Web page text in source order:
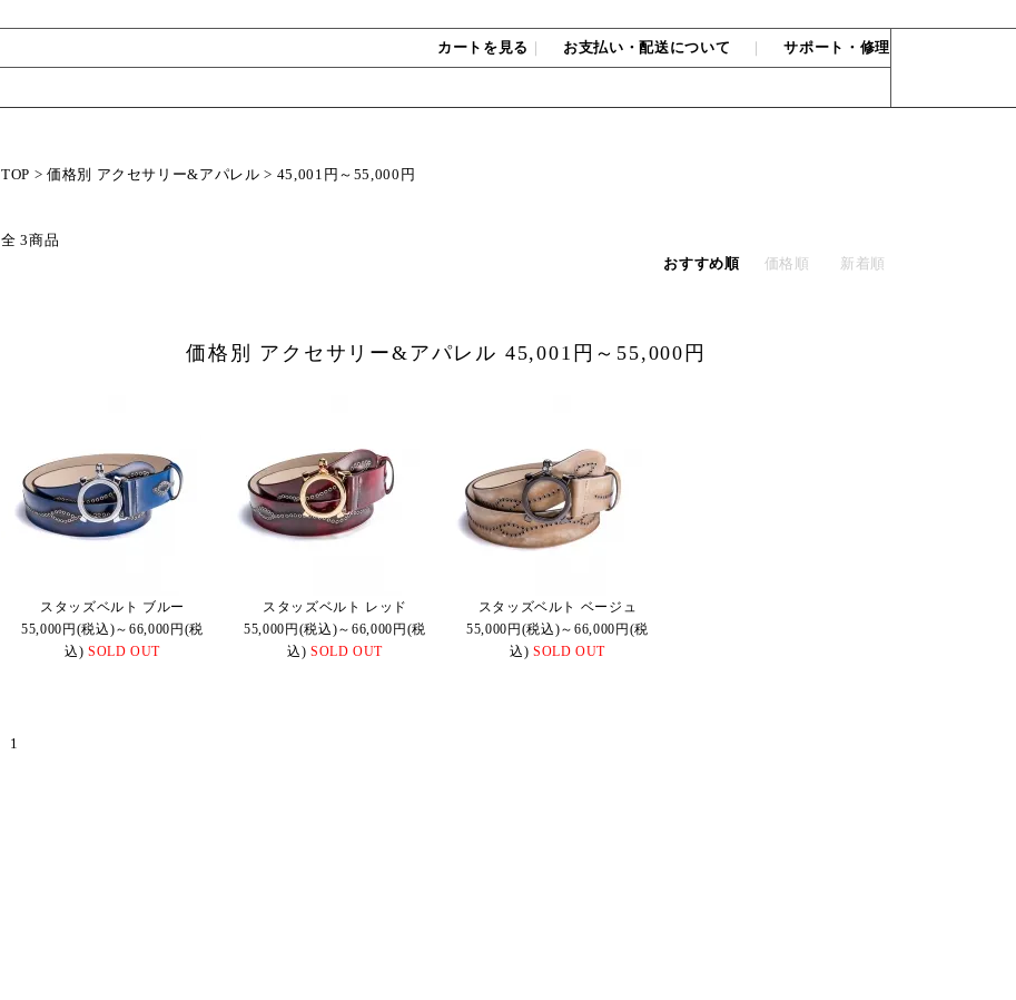
カートを見る お支払い・配送について ｜サポート・修理
TOP > 価格別 アクセサリー&アパレル > 45,001円～55,000円
全 3商品
おすすめ順
価格順 新着順
価格別 アクセサリー&アパレル 45,001円～55,000円
スタッズベルト ブルー
55,000円(税込)～66,000円(税
込) SOLD OUT
スタッズベルト レッド
55,000円(税込)～66,000円(税
込) SOLD OUT
スタッズベルト ベージュ
55,000円(税込)～66,000円(税
込) SOLD OUT
1